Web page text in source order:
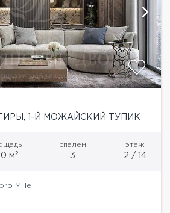
1-Й МОЖАЙСКИЙ ТУПИК
м2
спален
3
этаж
2 / 14
Mille